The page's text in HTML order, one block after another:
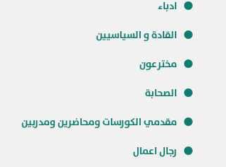
ادباء
القادة و السياسيين
مخترعون
الصحابة
مقدمي الكورسات ومحاضرين ومدربين
رجال اعمال